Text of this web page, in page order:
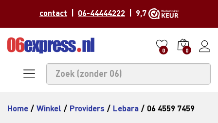
contact 06-44444222 | 9,7
0 0
Home / Winkel / Providers / Lebara / 06 4559 7459